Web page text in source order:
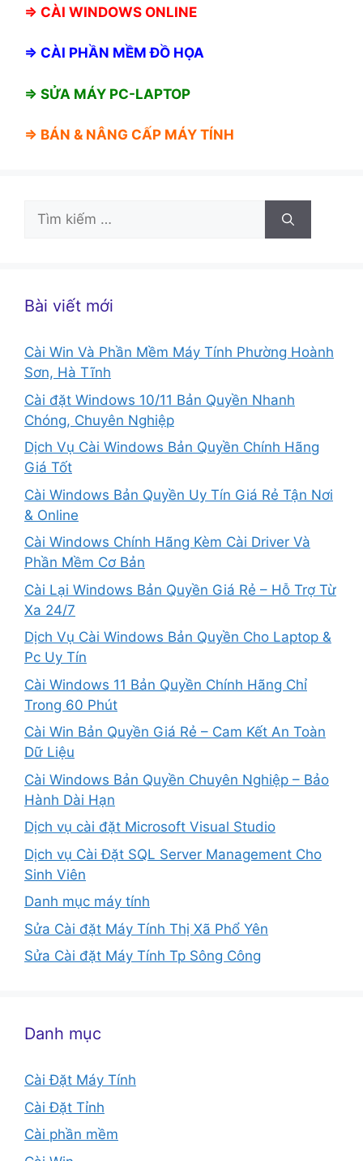
⇒ CÀI WINDOWS ONLINE
⇒ CÀI PHẦN MỀM ĐỒ HỌA
⇒ SỬA MÁY PC-LAPTOP
⇒ BÁN & NÂNG CẤP MÁY TÍNH
Tìm
Bài viết mới
Cài Win Và Phần Mềm Máy Tính Phường Hoành
Sơn, Hà Tĩnh
Cài đặt Windows 10/11 Bản Quyền Nhanh
Chóng, Chuyên Nghiệp
Dịch Vụ Cài Windows Bản Quyền Chính Hãng
Giá Tốt
Cài Windows Bản Quyền Uy Tín Giá Rẻ Tận Nơi
& Online
Cài Windows Chính Hãng Kèm Cài Driver Và
Phần Mềm Cơ Bản
Cài Lại Windows Bản Quyền Giá Rẻ – Hỗ Trợ Từ
Xa 24/7
Dịch Vụ Cài Windows Bản Quyền Cho Laptop &
Pc Uy Tín
Cài Windows 11 Bản Quyền Chính Hãng Chỉ
Trong 60 Phút
Cài Win Bản Quyền Giá Rẻ – Cam Kết An Toàn
Dữ Liệu
Cài Windows Bản Quyền Chuyên Nghiệp – Bảo
Hành Dài Hạn
Dịch vụ cài đặt Microsoft Visual Studio
Dịch vụ Cài Đặt SQL Server Management Cho
Sinh Viên
Danh mục máy tính
Sửa Cài đặt Máy Tính Thị Xã Phổ Yên
Sửa Cài đặt Máy Tính Tp Sông Công
Danh mục
Cài Đặt Máy Tính
Cài Đặt Tỉnh
Cài phần mềm